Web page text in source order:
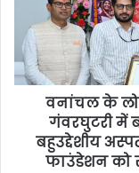
वनांचल के
गंवरघुटरी में
बहुउद्देशीय
फाउंडेशन को